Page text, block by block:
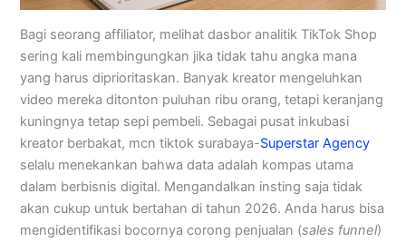
Bagi seorang affiliator, melihat dasbor analitik TikTok Shop
sering kali membingungkan jika tidak tahu angka mana
yang harus diprioritaskan. Banyak kreator mengeluhkan
video mereka ditonton puluhan ribu orang, tetapi keranjang
kuningnya tetap sepi pembeli. Sebagai pusat inkubasi
kreator berbakat, mcn tiktok surabaya-Superstar Agency
selalu menekankan bahwa data adalah kompas utama
dalam berbisnis digital. Mengandalkan insting saja tidak
akan cukup untuk bertahan di tahun 2026. Anda harus bisa
mengidentifikasi bocornya corong penjualan (sales funnel)